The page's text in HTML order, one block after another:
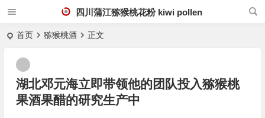
四川蒲江猕猴桃花粉 kiwi pollen
首页 猕猴桃酒 正文
湖北邓元海立即带领他的团队投入猕猴桃
果酒果醋的研究生产中